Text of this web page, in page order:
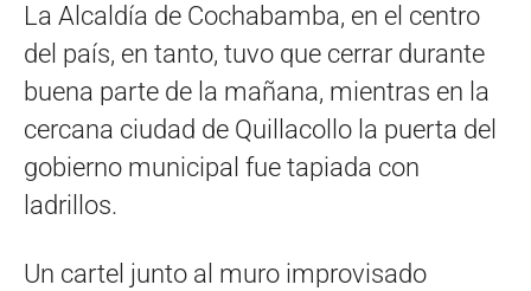
La Alcaldía de Cochabamba, en el centro
del país, en tanto, tuvo que cerrar durante
buena parte de la mañana, mientras en la
cercana ciudad de Quillacollo la puerta del
gobierno municipal fue tapiada con
ladrillos.
Un cartel junto al muro improvisado